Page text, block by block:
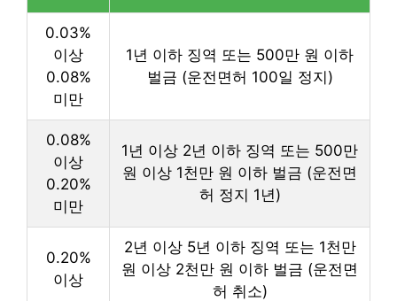
0.03%
이상
0.08%
미만
1년 이하 징역 또는 500만 원 이하
벌금 (운전면허 100일 정지)
0.08%
이상
0.20%
미만
1년 이상 2년 이하 징역 또는 500만
원 이상 1천만 원 이하 벌금 (운전면
허 정지 1년)
0.20%
이상
2년 이상 5년 이하 징역 또는 1천만
원 이상 2천만 원 이하 벌금 (운전면
허 취소)